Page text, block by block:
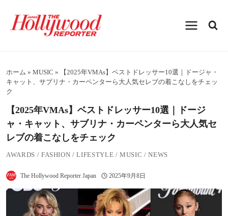
プホーム » MUSIC »
【2025年VMAs】ベストドレッサー10選｜ドージャ・
キャット、サブリナ・カーペンターら大人気セレブの着こなしをチェッ
ク
【2025年VMAs】ベストドレッサー10選｜ドージ
ャ・キャット、サブリナ・カーペンターら大人気セ
レブの着こなしをチェック
AWARDS / FASHION /LIFESTYLE /MUSIC /NEWS
The Hollywood Reporter Japan 2025年9月8日